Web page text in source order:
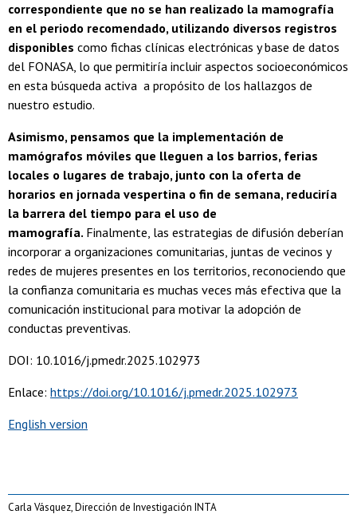
correspondiente que no se han realizado la mamografía
en el periodo recomendado, utilizando diversos registros
disponibles como fichas clínicas electrónicas y base de datos
del FONASA, lo que permitiría incluir aspectos socioeconómicos
en esta búsqueda activa a propósito de los hallazgos de
nuestro estudio.
Asimismo, pensamos que la implementación de
mamógrafos móviles que lleguen a los barrios, ferias
locales o lugares de trabajo, junto con la oferta de
horarios en jornada vespertina o fin de semana, reduciría
la barrera del tiempo para el uso de
mamografía. Finalmente, las estrategias de difusión deberían
incorporar a organizaciones comunitarias, juntas de vecinos y
redes de mujeres presentes en los territorios, reconociendo que
la confianza comunitaria es muchas veces más efectiva que la
comunicación institucional para motivar la adopción de
conductas preventivas.
DOI: 10.1016/j.pmedr.2025.102973
Enlace: https://doi.org/10.1016/j.pmedr.2025.102973
English version
Carla Vásquez, Dirección de Investigación INTA